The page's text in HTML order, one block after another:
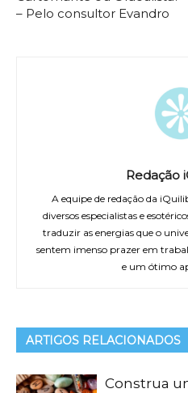
– Pelo consultor Evandro
Redação
A equipe de redação da
diversos especialistas e
traduzir as energias que o
sentem imenso prazer em
e um ótimo
ARTIGOS RELACIONADOS
Construa